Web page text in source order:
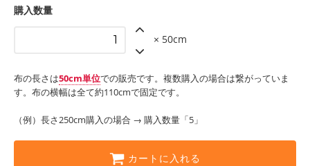
購入数量
× 50cm
布の長さは50cm単位での販売です。複数購入の場合は繋がっていま
す。布の横幅は全て約110cmで固定です。
（例）長さ250cm購入の場合 → 購入数量「5」
カートに入れる